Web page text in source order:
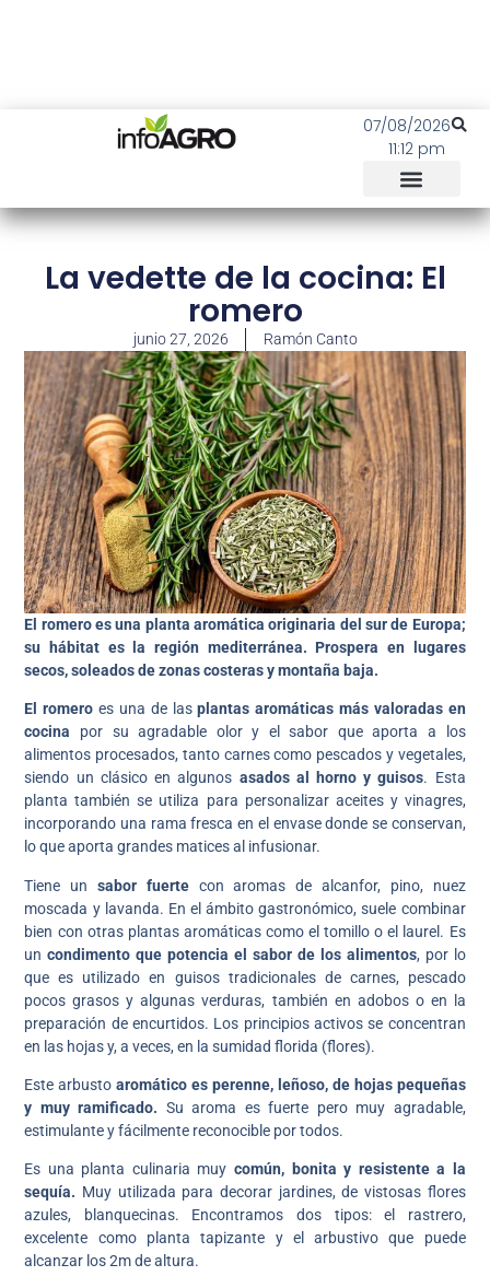
07/08/2026
11:12 pm
La vedette de la cocina: El
romero
junio 27, 2026 Ramón Canto
El romero es una planta aromática originaria del sur de Europa;
su hábitat es la región mediterránea. Prospera en lugares
secos, soleados de zonas costeras y montaña baja.
El romero es una de lasplantas aromáticas más valoradas en
cocina por su agradable olor y el sabor que aporta a los
alimentos procesados, tanto carnes como pescados y vegetales,
siendo un clásico en algunos asados al horno y guisos. Esta
planta también se utiliza para personalizar aceites y vinagres,
incorporando una rama fresca en el envase donde se conservan,
lo que aporta grandes matices al infusionar.
Tiene un sabor fuertecon aromas de alcanfor, pino, nuez
moscada y lavanda. En el ámbito gastronómico, suele combinar
bien con otras plantas aromáticas como el tomillo o el laurel. Es
uncondimento que potencia el sabor de los alimentos, por lo
que es utilizado en guisos tradicionales de carnes, pescado
pocos grasos y algunas verduras, también en adobos o en la
preparación de encurtidos. Los principios activos se concentran
en las hojas y, a veces, en la sumidad florida (flores).
Este arbusto aromático es perenne, leñoso, de hojas pequeñas
y muy ramificado. Su aroma es fuerte pero muy agradable,
estimulante y fácilmente reconocible por todos.
Es una planta culinaria muy común, bonita y resistente a la
sequía. Muy utilizada para decorar jardines, de vistosas flores
azules, blanquecinas. Encontramos dos tipos: el rastrero,
excelente como planta tapizante y el arbustivo que puede
alcanzar los 2m de altura.